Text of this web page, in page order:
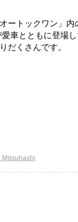
ートックワン」内
愛車とともに登場
だくさんです。
Mitsuhashi